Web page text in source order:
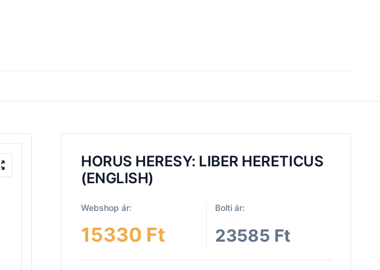
HORUS HERESY: LIBER HERETICUS
(ENGLISH)
Webshop ár: Bolti ár:
15330 Ft 23585 Ft